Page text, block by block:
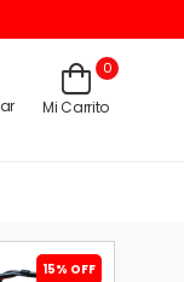
0
Mi Carrito
15% OFF